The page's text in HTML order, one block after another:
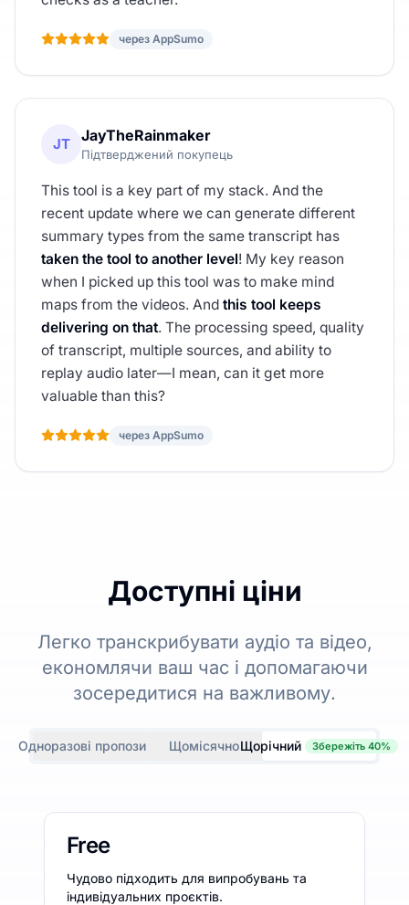
через AppSumo
JT JayTheRainmaker
Підтверджений покупець
This tool is a key part of my stack. And the
recent update where we can generate different
summary types from the same transcript has
taken the tool to another level! My key reason
when I picked up this tool was to make mind
maps from the videos. And this tool keeps
delivering on that. The processing speed, quality
of transcript, multiple sources, and ability to
replay audio later—I mean, can it get more
valuable than this?
через AppSumo
Доступні ціни
Легко транскрибувати аудіо та відео,
економлячи ваш час і допомагаючи
зосередитися на важливому.
Одноразові пропозиції ЩомісячноЩорічний Збережіть 40%
Free
Чудово підходить для випробувань та
індивідуальних проєктів.